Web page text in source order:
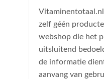
zelf géén
webshop die het
uitsluitend
de informatie
aanvang van